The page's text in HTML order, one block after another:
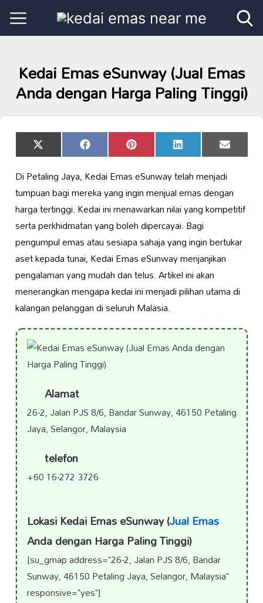
Kedai Emas eSunway (Jual Emas
Anda dengan Harga Paling Tinggi)
Share
on
X
(Twitter)
Share
on
Facebook Share
on
Pinterest Share
on
LinkedIn Share
on
Email
Di Petaling Jaya, Kedai Emas eSunway telah menjadi
tumpuan bagi mereka yang ingin menjual emas dengan
harga tertinggi. Kedai ini menawarkan nilai yang kompetitif
serta perkhidmatan yang boleh dipercayai. Bagi
pengumpul emas atau sesiapa sahaja yang ingin bertukar
aset kepada tunai, Kedai Emas eSunway menjanjikan
pengalaman yang mudah dan telus. Artikel ini akan
menerangkan mengapa kedai ini menjadi pilihan utama di
kalangan pelanggan di seluruh Malasia.
Alamat
26-2, Jalan PJS 8/6, Bandar Sunway, 46150 Petaling
Jaya, Selangor, Malaysia
telefon
+60 16-272 3726
Lokasi Kedai Emas eSunway (Jual Emas
Anda dengan Harga Paling Tinggi)
[su_gmap address="26-2, Jalan PJS 8/6, Bandar
Sunway, 46150 Petaling Jaya, Selangor, Malaysia"
responsive="yes"]